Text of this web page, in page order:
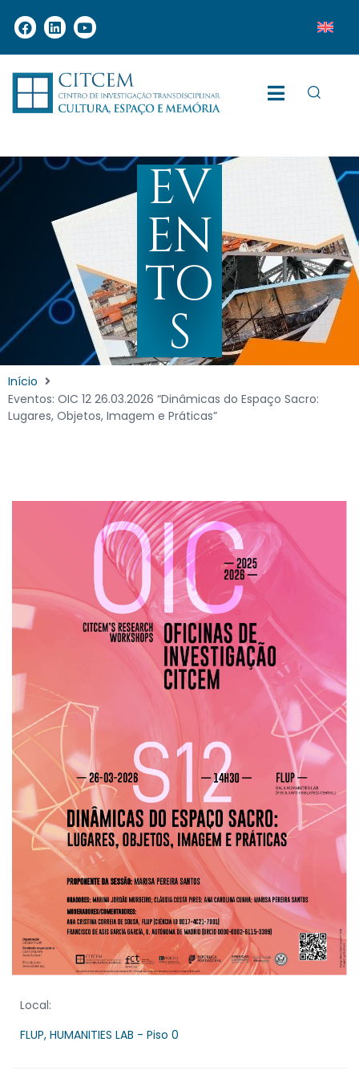
EV
EN
TO
S
Início
Eventos: OIC 12 26.03.2026 “Dinâmicas do Espaço Sacro:
Lugares, Objetos, Imagem e Práticas”
Local:
FLUP, HUMANITIES LAB - Piso 0